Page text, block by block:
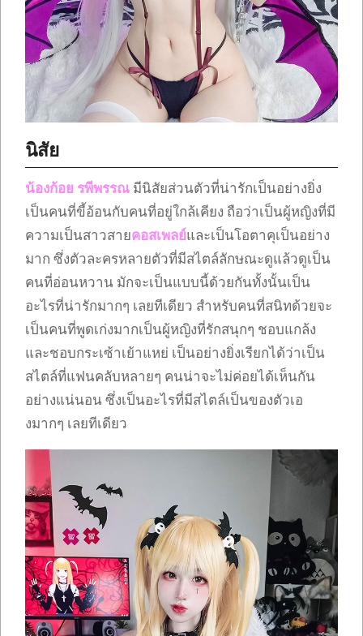
นิสัย
น้องก้อย รพีพรรณ มีนิสัยส่วนตัวที่น่ารักเป็นอย่างยิ่ง
เป็นคนที่ขี้อ้อนกับคนที่อยู่ใกล้เคียง ถือว่าเป็นผู้หญิงที่มี
ความเป็นสาวสายคอสเพลย์และเป็นโอตาคุเป็นอย่าง
มาก ซึ่งตัวละครหลายตัวที่มีสไตล์ลักษณะดูแล้วดูเป็น
คนที่อ่อนหวาน มักจะเป็นแบบนี้ด้วยกันทั้งนั้นเป็น
อะไรที่น่ารักมากๆ เลยทีเดียว สำหรับคนที่สนิทด้วยจะ
เป็นคนที่พูดเก่งมากเป็นผู้หญิงที่รักสนุกๆ ชอบแกล้ง
และชอบกระเซ้าเย้าแหย่ เป็นอย่างยิ่งเรียกได้ว่าเป็น
สไตล์ที่แฟนคลับหลายๆ คนน่าจะไม่ค่อยได้เห็นกัน
อย่างแน่นอน ซึ่งเป็นอะไรที่มีสไตล์เป็นของตัวเอ
งมากๆ เลยทีเดียว